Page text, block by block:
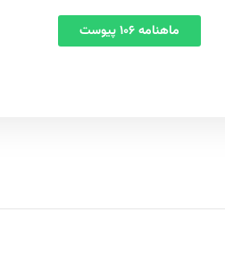
ماهنامه ۱۰۶ پیوست